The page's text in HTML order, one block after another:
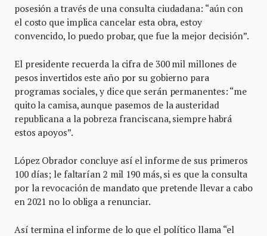
posesión a través de una consulta ciudadana: “aún con
el costo que implica cancelar esta obra, estoy
convencido, lo puedo probar, que fue la mejor decisión”.
El presidente recuerda la cifra de 300 mil millones de
pesos invertidos este año por su gobierno para
programas sociales, y dice que serán permanentes: “me
quito la camisa, aunque pasemos de la austeridad
republicana a la pobreza franciscana, siempre habrá
estos apoyos”.
López Obrador concluye así el informe de sus primeros
100 días; le faltarían 2 mil 190 más, si es que la consulta
por la revocación de mandato que pretende llevar a cabo
en 2021 no lo obliga a renunciar.
Así termina el informe de lo que el político llama “el